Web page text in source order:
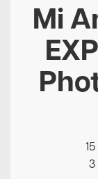
Design
Mi
3